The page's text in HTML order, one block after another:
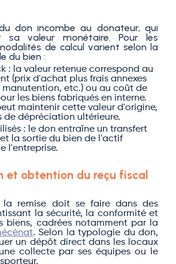
don incombe au donateur, qui
sa valeur monétaire. Pour les
de calcul varient selon la
du bien :
: la valeur retenue correspond au
(prix d'achat plus frais annexes
etc.) ou au coût de
les biens fabriqués en interne.
maintenir cette valeur d'origine,
de dépréciation ultérieure.
: le don entraîne un transfert
la sortie du bien de l'actif
l'entreprise.
et obtention du reçu fiscal
la remise doit se faire dans des
la sécurité, la conformité et
biens, cadrées notamment par la
. Selon la typologie du don,
un dépôt direct dans les locaux
collecte par ses équipes ou le